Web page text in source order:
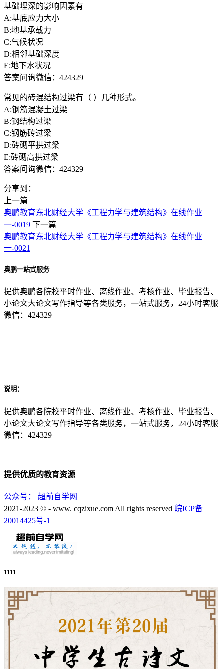
基础埋深的影响因素有
A:基底应力大小
B:地基承载力
C:气候状况
D:相邻基础深度
E:地下水状况
答案问询微信：424329
常见的砖混结构过梁有（ ）几种形式。
A:钢筋混凝土过梁
B:钢结构过梁
C:钢筋砖过梁
D:砖砌平拱过梁
E:砖砌高拱过梁
答案问询微信：424329
分享到：
上一篇
奥鹏教育东北财经大学《工程力学与建筑结构》在线作业
一-0019 下一篇
奥鹏教育东北财经大学《工程力学与建筑结构》在线作业
一-0021
奥鹏一站式服务
提供奥鹏各院校平时作业、离线作业、考核作业、毕业报告、
小论文大论文写作指导等各类服务，一站式服务，24小时客服
微信：424329
说明：
提供奥鹏各院校平时作业、离线作业、考核作业、毕业报告、
小论文大论文写作指导等各类服务，一站式服务，24小时客服
微信：424329
提供优质的教育资源
公众号：
超前自学网
2021-2023 © - www. cqzixue.com All rights reserved 皖ICP备
20014425号-1
1111